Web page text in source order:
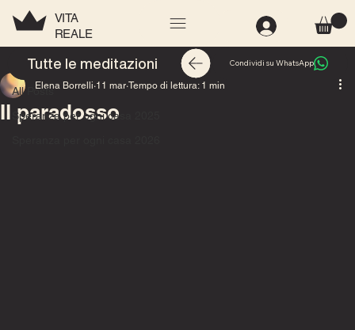
VITA
REALE
All Posts
Speranza per ogni casa 2025
All Posts
Il paradosso
Elena Borrelli 11 mar Tempo di lettura: 1 min
Tutte le meditazioni Condividi su WhatsApp